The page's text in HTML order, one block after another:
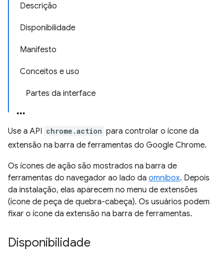
Descrição
Disponibilidade
Manifesto
Conceitos e uso
Partes da interface
Use a API chrome.action para controlar o ícone da
extensão na barra de ferramentas do Google Chrome.
Os ícones de ação são mostrados na barra de
ferramentas do navegador ao lado da omnibox. Depois
da instalação, elas aparecem no menu de extensões
(ícone de peça de quebra-cabeça). Os usuários podem
fixar o ícone da extensão na barra de ferramentas.
Disponibilidade